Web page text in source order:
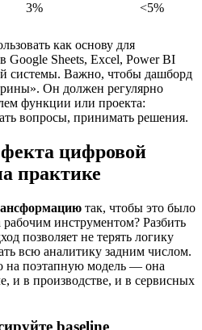
3% <5%
как основу для
Google Sheets, Excel, Power BI
системы. Важно, чтобы дашборд
Он должен регулярно
функции или проекта:
вопросы, принимать решения.
цифровой
практике
так, чтобы это было
инструментом? Разбить
позволяет не терять логику
всю аналитику задним числом.
поэтапную модель — она
и в производстве, и в сервисных
baseline